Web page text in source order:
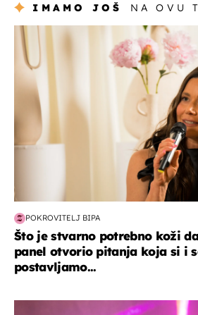
IMAMO JOŠ NA OVU
moda & ljepota
POKROVITELJ BIPA
Što je stvarno potrebno koži
panel otvorio pitanja koja si i
postavljamo...